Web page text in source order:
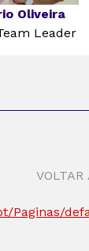
Oliveira
Leader
VOLTAR
Paginas/